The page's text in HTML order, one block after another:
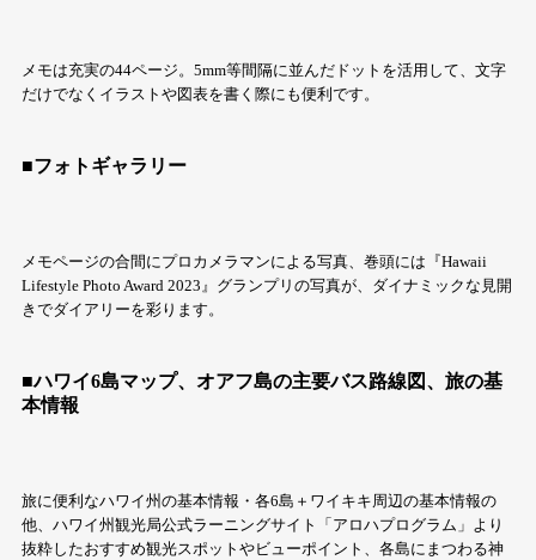
メモは充実の44ページ。5mm等間隔に並んだドットを活用して、文字
だけでなくイラストや図表を書く際にも便利です。
■フォトギャラリー
メモページの合間にプロカメラマンによる写真、巻頭には『Hawaii
Lifestyle Photo Award 2023』グランプリの写真が、ダイナミックな見開
きでダイアリーを彩ります。
■ハワイ6島マップ、オアフ島の主要バス路線図、旅の基
本情報
旅に便利なハワイ州の基本情報・各6島＋ワイキキ周辺の基本情報の
他、ハワイ州観光局公式ラーニングサイト「アロハプログラム」より
抜粋したおすすめ観光スポットやビューポイント、各島にまつわる神